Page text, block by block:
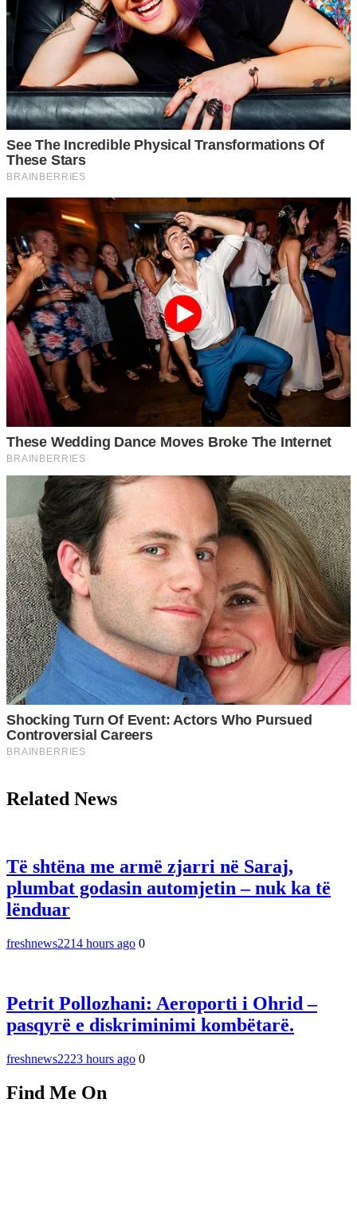
Related News
Të shtëna me armë zjarri në Saraj,
plumbat godasin automjetin – nuk ka të
lënduar
freshnews2214 hours ago 0
Petrit Pollozhani: Aeroporti i Ohrid –
pasqyrë e diskriminimi kombëtarë.
freshnews2223 hours ago 0
Find Me On